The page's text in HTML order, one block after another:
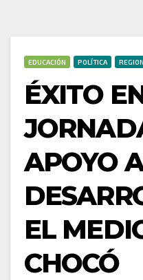
EDUCACIÓN POLÍTICA
ÉXITO
APOYO
EL
CHOCÓ